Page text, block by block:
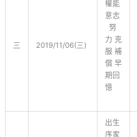
三 2019/11/06(三)
權能
意志
努
力 克
服 補
償 早
期回
憶
出生
序家